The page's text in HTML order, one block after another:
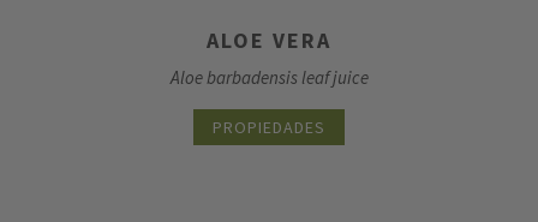
ALOE VERA
Aloe barbadensis leaf juice
PROPIEDADES